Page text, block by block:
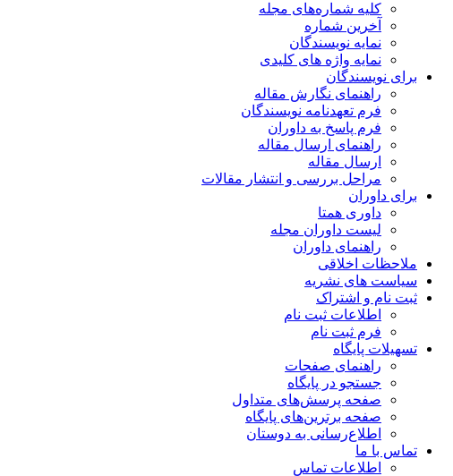
کلیه شماره‌های مجله
آخرین شماره
نمایه نویسندگان
نمایه واژه های کلیدی
برای نویسندگان
راهنمای نگارش مقاله
فرم تعهدنامه نویسندگان
فرم پاسخ به داوران
راهنمای ارسال مقاله
ارسال مقاله
مراحل بررسی و انتشار مقالات
برای داوران
داوری همتا
لیست داوران مجله
راهنمای داوران
ملاحظات اخلاقی
سیاست های نشریه
ثبت نام و اشتراک
اطلاعات ثبت نام
فرم ثبت نام
تسهیلات پایگاه
راهنمای صفحات
جستجو در پایگاه
صفحه پرسش‌های متداول
صفحه برترین‌های پایگاه
اطلاع‌رسانی به دوستان
تماس با ما
اطلاعات تماس